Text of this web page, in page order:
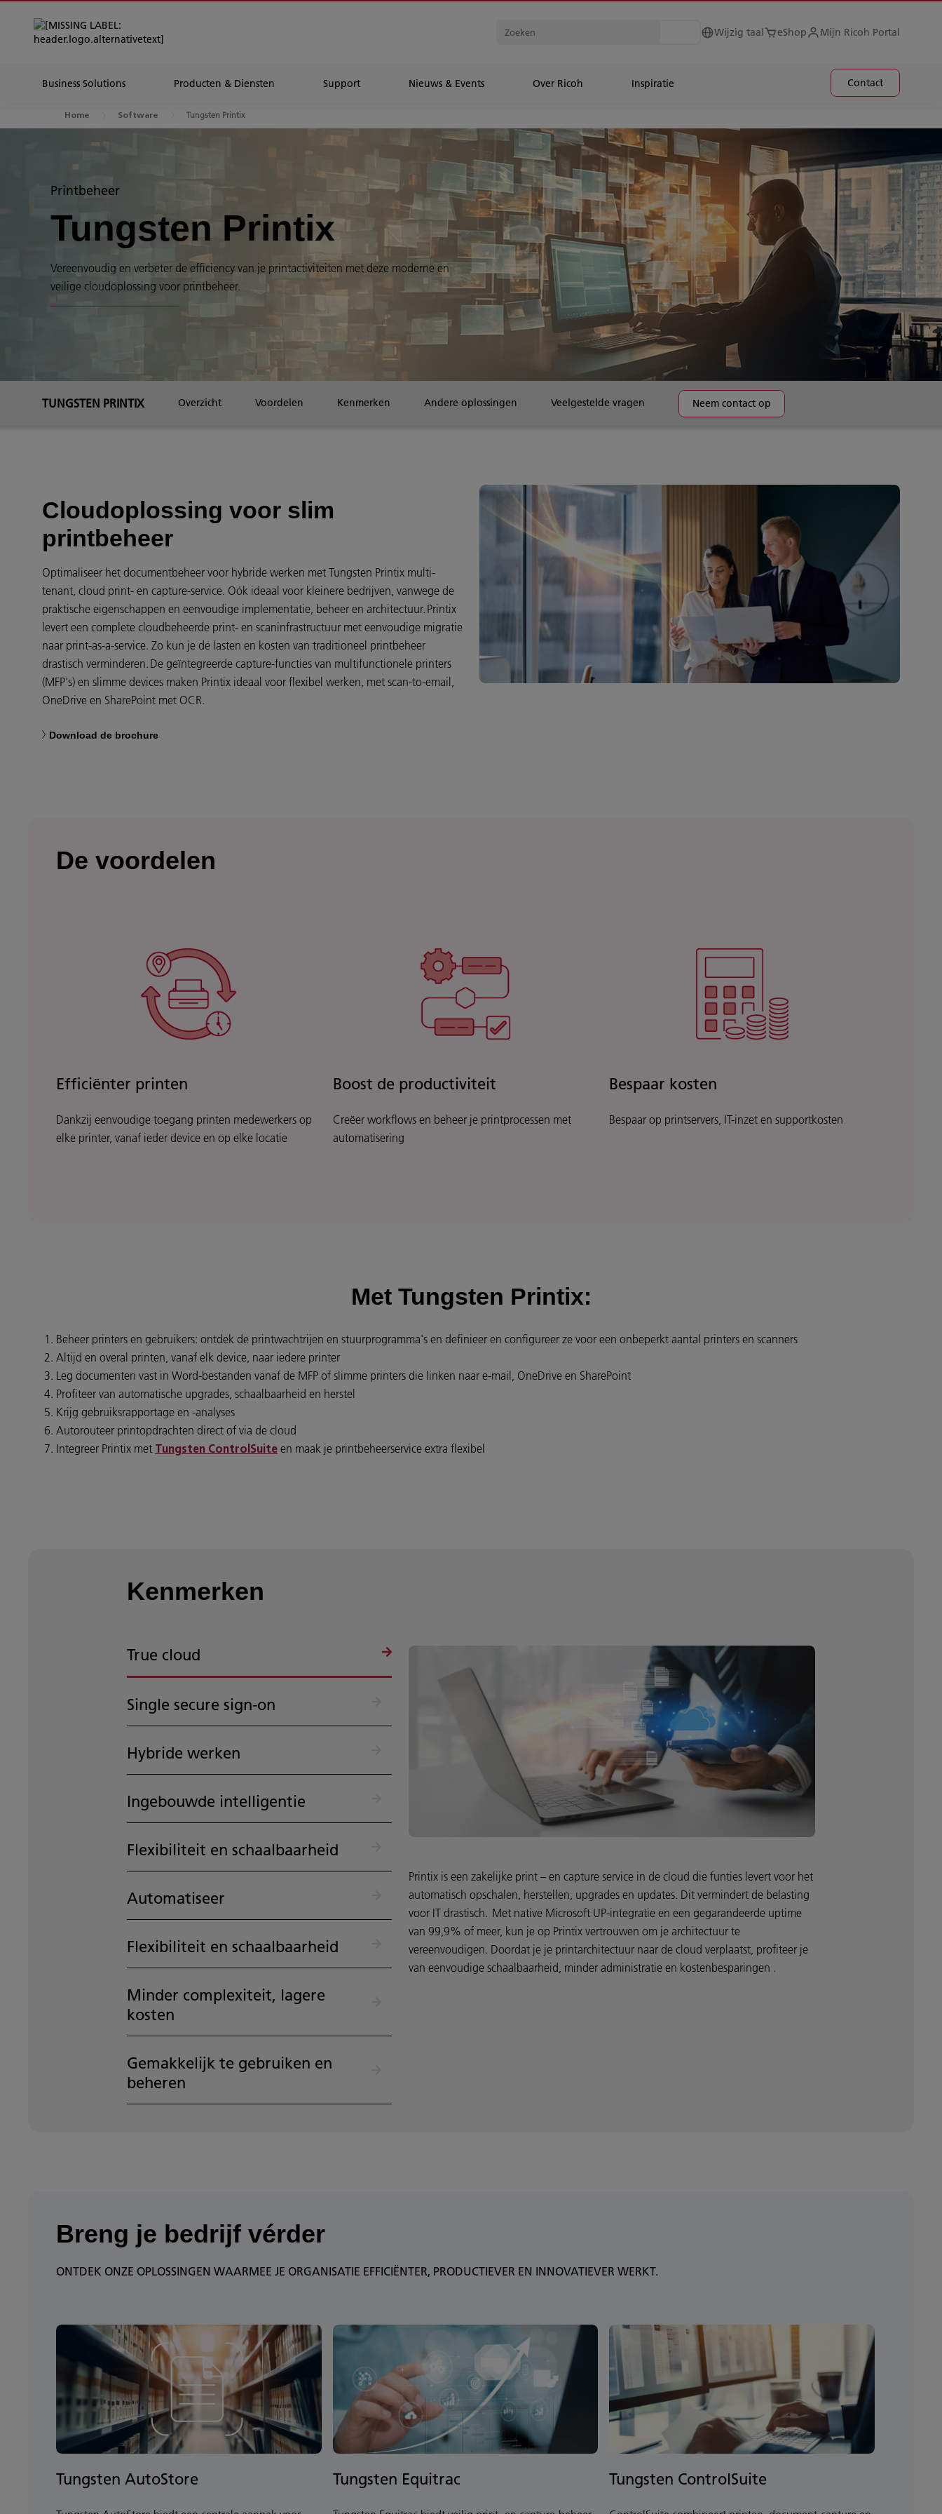
Wijzig taal eShop Mijn Ricoh Portal
Business Solutions Producten & Diensten Support Nieuws & Events Over Ricoh Inspiratie Contact
Home Software Tungsten Printix
Printbeheer
Tungsten Printix
Vereenvoudig en verbeter de efficiency van je printactiviteiten met deze moderne en
veilige cloudoplossing voor printbeheer.
TUNGSTEN PRINTIX Overzicht Voordelen Kenmerken Andere oplossingen Veelgestelde vragen Neem contact op
Cloudoplossing voor slim
printbeheer
Optimaliseer het documentbeheer voor hybride werken met Tungsten Printix multi-
tenant, cloud print- en capture-service. Oók ideaal voor kleinere bedrijven, vanwege de
praktische eigenschappen en eenvoudige implementatie, beheer en architectuur. Printix
levert een complete cloudbeheerde print- en scaninfrastructuur met eenvoudige migratie
naar print-as-a-service. Zo kun je de lasten en kosten van traditioneel printbeheer
drastisch verminderen. De geïntegreerde capture-functies van multifunctionele printers
(MFP's) en slimme devices maken Printix ideaal voor flexibel werken, met scan-to-email,
OneDrive en SharePoint met OCR.
Download de brochure
De voordelen
Efficiënter printen
Dankzij eenvoudige toegang printen medewerkers op
elke printer, vanaf ieder device en op elke locatie
Boost de productiviteit
Creëer workflows en beheer je printprocessen met
automatisering
Bespaar kosten
Bespaar op printservers, IT-inzet en supportkosten
Met Tungsten Printix:
Beheer printers en gebruikers: ontdek de printwachtrijen en stuurprogramma's en definieer en configureer ze voor een onbeperkt aantal printers en scanners
Altijd en overal printen, vanaf elk device, naar iedere printer
Leg documenten vast in Word-bestanden vanaf de MFP of slimme printers die linken naar e-mail, OneDrive en SharePoint
Profiteer van automatische upgrades, schaalbaarheid en herstel
Krijg gebruiksrapportage en -analyses
Autorouteer printopdrachten direct of via de cloud
Integreer Printix met Tungsten ControlSuite en maak je printbeheerservice extra flexibel
Kenmerken
True cloud
Single secure sign-on
Hybride werken
Ingebouwde intelligentie
Flexibiliteit en schaalbaarheid
Automatiseer
Flexibiliteit en schaalbaarheid
Minder complexiteit, lagere
kosten
Gemakkelijk te gebruiken en
beheren
Printix is een zakelijke print – en capture service in de cloud die funties levert voor het
automatisch opschalen, herstellen, upgrades en updates. Dit vermindert de belasting
voor IT drastisch. Met native Microsoft UP-integratie en een gegarandeerde uptime
van 99,9% of meer, kun je op Printix vertrouwen om je architectuur te
vereenvoudigen. Doordat je je printarchitectuur naar de cloud verplaatst, profiteer je
van eenvoudige schaalbaarheid, minder administratie en kostenbesparingen .
Breng je bedrijf vérder
ONTDEK ONZE OPLOSSINGEN WAARMEE JE ORGANISATIE EFFICIËNTER, PRODUCTIEVER EN INNOVATIEVER WERKT.
Tungsten AutoStore Tungsten Equitrac Tungsten ControlSuite